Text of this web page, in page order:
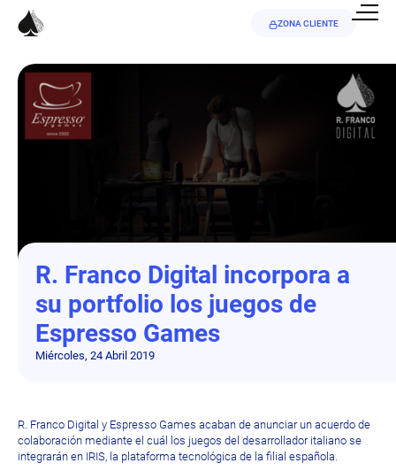
ZONA CLIENTE
R. Franco Digital incorpora a
su portfolio los juegos de
Espresso Games
Miércoles, 24 Abril 2019
R. Franco Digital y Espresso Games acaban de anunciar un acuerdo de
colaboración mediante el cuál los juegos del desarrollador italiano se
integrarán en IRIS, la plataforma tecnológica de la filial española.